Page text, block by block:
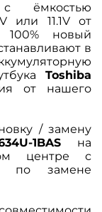
ёмкостью
или 11.1V от
новый
в
Toshiba
от нашего
/ замену
1BAS на
центре с
по замене